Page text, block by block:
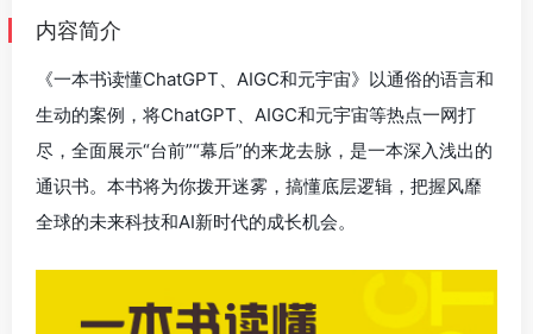
内容简介
《一本书读懂ChatGPT、AIGC和元宇宙》以通俗的语言和
生动的案例，将ChatGPT、AIGC和元宇宙等热点一网打
尽，全面展示“台前”“幕后”的来龙去脉，是一本深入浅出的
通识书。本书将为你拨开迷雾，搞懂底层逻辑，把握风靡
全球的未来科技和AI新时代的成长机会。